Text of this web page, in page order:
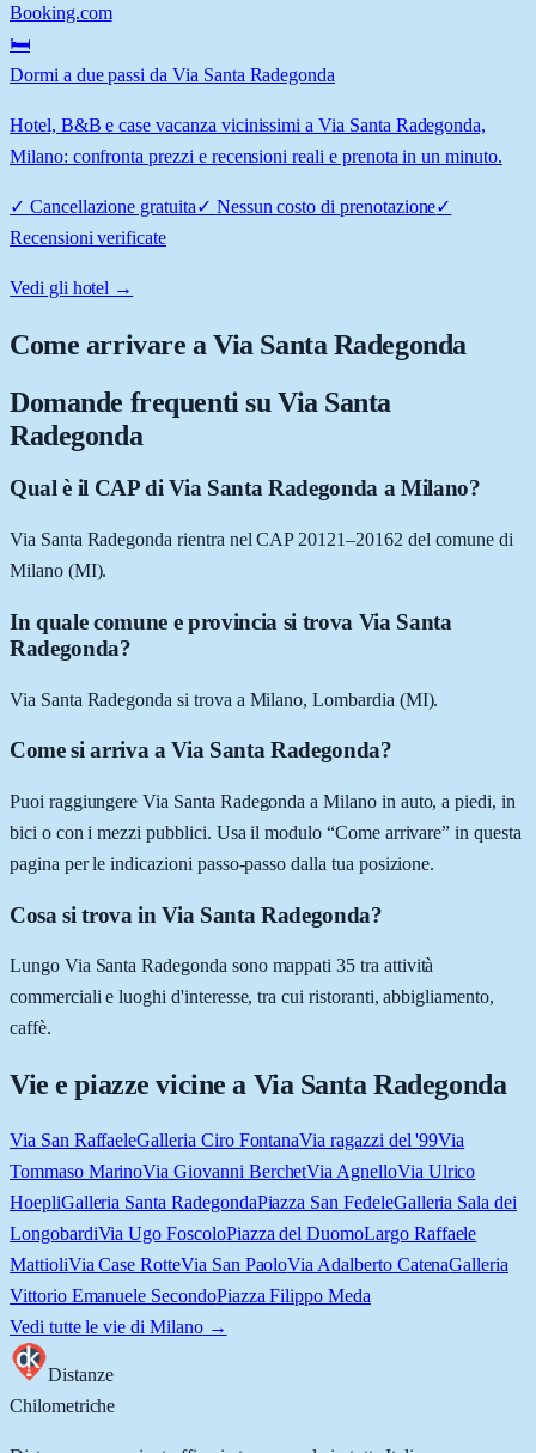
Booking.com
🛏️
Dormi a due passi da Via Santa Radegonda
Hotel, B&B e case vacanza vicinissimi a Via Santa Radegonda,
Milano: confronta prezzi e recensioni reali e prenota in un minuto.
✓ Cancellazione gratuita✓ Nessun costo di prenotazione✓
Recensioni verificate
Vedi gli hotel →
Come arrivare aVia Santa Radegonda
Domande frequenti su Via Santa
Radegonda
Qual è il CAP di Via Santa Radegonda a Milano?
Via Santa Radegonda rientra nel CAP 20121–20162 del comune di
Milano (MI).
In quale comune e provincia si trova Via Santa
Radegonda?
Via Santa Radegonda si trova a Milano, Lombardia (MI).
Come si arriva a Via Santa Radegonda?
Puoi raggiungere Via Santa Radegonda a Milano in auto, a piedi, in
bici o con i mezzi pubblici. Usa il modulo “Come arrivare” in questa
pagina per le indicazioni passo-passo dalla tua posizione.
Cosa si trova in Via Santa Radegonda?
Lungo Via Santa Radegonda sono mappati 35 tra attività
commerciali e luoghi d'interesse, tra cui ristoranti, abbigliamento,
caffè.
Vie e piazze vicine a Via Santa Radegonda
Via San RaffaeleGalleria Ciro FontanaVia ragazzi del '99Via
Tommaso MarinoVia Giovanni BerchetVia AgnelloVia Ulrico
HoepliGalleria Santa RadegondaPiazza San FedeleGalleria Sala dei
LongobardiVia Ugo FoscoloPiazza del DuomoLargo Raffaele
MattioliVia Case RotteVia San PaoloVia Adalberto CatenaGalleria
Vittorio Emanuele SecondoPiazza Filippo Meda
Vedi tutte le vie di Milano→
Distanze
Chilometriche